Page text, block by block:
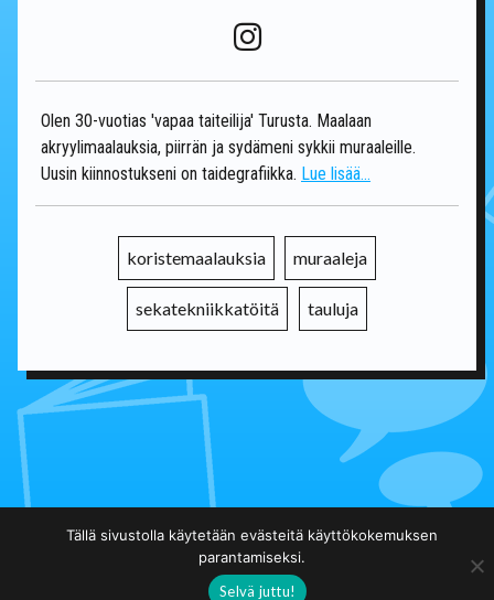
Olen 30-vuotias 'vapaa taiteilija' Turusta. Maalaan
akryylimaalauksia, piirrän ja sydämeni sykkii muraaleille.
Uusin kiinnostukseni on taidegrafiikka. Lue lisää...
koristemaalauksia muraaleja
sekatekniikkatöitä tauluja
Takaisin päälistalle
Tällä sivustolla käytetään evästeitä käyttökokemuksen
parantamiseksi.
Selvä juttu!